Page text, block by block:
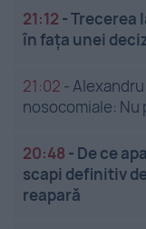
21:12 -Trecerea
în fața unei
21:02 -
nosocomiale: Nu
20:48 - De ce
scapi definitiv
reapară